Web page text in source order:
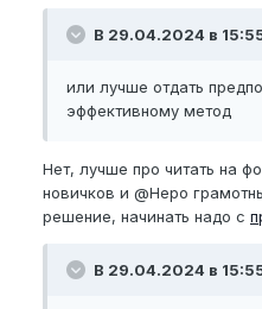
В 29.04.2024 в
или лучше отдать
эффективному метод
Нет, лучше про читать на
новичков и @Неро
решение, начинать надо с
В 29.04.2024 в